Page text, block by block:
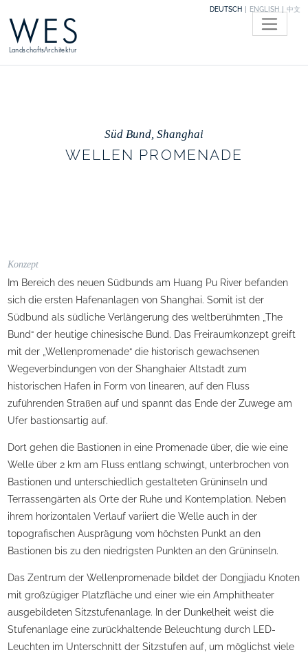
DEUTSCH ENGLISH 中文
WES
LandschaftsArchitektur
Süd Bund, Shanghai
WELLEN PROMENADE
Konzept
Im Bereich des neuen Südbunds am Huang Pu River befanden
sich die ersten Hafenanlagen von Shanghai. Somit ist der
Südbund als südliche Verlängerung des weltberühmten „The
Bund“ der heutige chinesische Bund. Das Freiraumkonzept greift
mit der „Wellenpromenade“ die historisch gewachsenen
Wegeverbindungen von der Shanghaier Altstadt zum
historischen Hafen in Form von linearen, auf den Fluss
zuführenden Straßen auf und spannt das Ende der Zuwege am
Ufer bastionsartig auf.
Dort gehen die Bastionen in eine Promenade über, die wie eine
Welle über 2 km am Fluss entlang schwingt, unterbrochen von
Bastionen und unterschiedlich gestalteten Grüninseln und
Terrassengärten als Orte der Ruhe und Kontemplation. Neben
ihrem horizontalen Verlauf variiert die Welle auch in der
topografischen Ausprägung vom höchsten Punkt an den
Bastionen bis zu den niedrigsten Punkten an den Grüninseln.
Das Zentrum der Wellenpromenade bildet der Dongjiadu Knoten
mit großzügiger Platzfläche und einer wie ein Amphitheater
ausgebildeten Sitzstufenanlage. In der Dunkelheit weist die
Stufenanlage eine zurückhaltende Beleuchtung durch LED-
Leuchten im Unterschnitt der Sitzstufen auf, um möglichst viele